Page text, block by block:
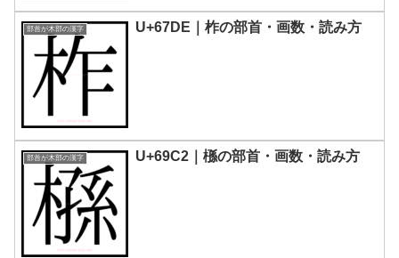
部首が木部の漢字 U+67DE｜柞の部首・画数・読み方
部首が木部の漢字 U+69C2｜槂の部首・画数・読み方